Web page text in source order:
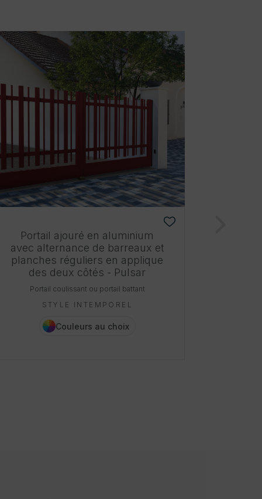
Portail ajouré en aluminium
avec alternance de barreaux et
planches réguliers en applique
des deux côtés - Pulsar
Portail coulissant ou portail battant
STYLE INTEMPOREL
Couleurs au choix